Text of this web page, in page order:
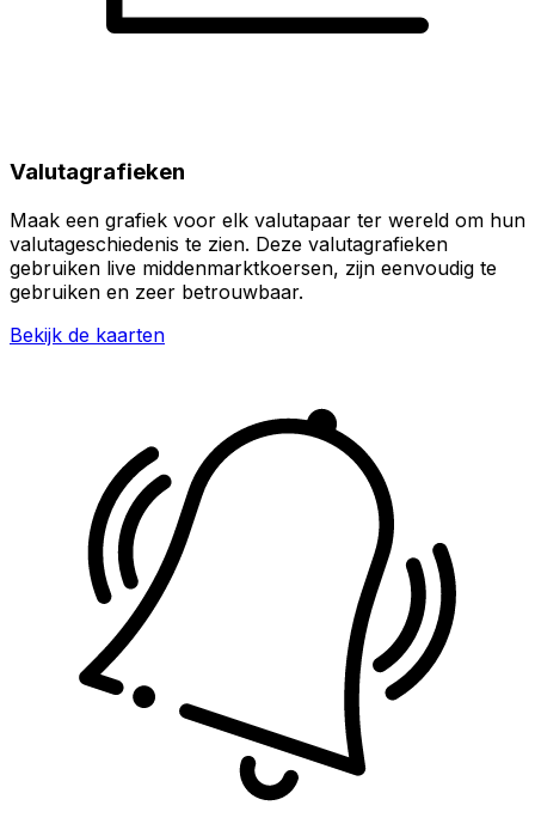
Valutagrafieken
Maak een grafiek voor elk valutapaar ter wereld om hun
valutageschiedenis te zien. Deze valutagrafieken
gebruiken live middenmarktkoersen, zijn eenvoudig te
gebruiken en zeer betrouwbaar.
Bekijk de kaarten